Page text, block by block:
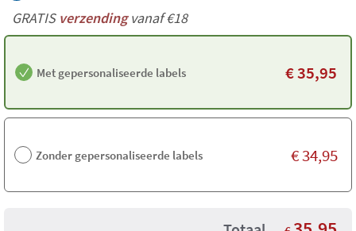
GRATISverzendingvanaf €18
Met gepersonaliseerde labels €35,95
Zonder gepersonaliseerde labels €34,95